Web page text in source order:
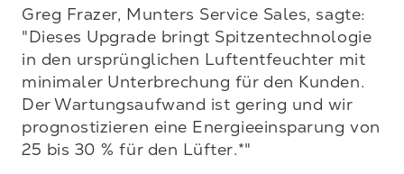
Greg Frazer, Munters Service Sales, sagte:
"Dieses Upgrade bringt Spitzentechnologie
in den ursprünglichen Luftentfeuchter mit
minimaler Unterbrechung für den Kunden.
Der Wartungsaufwand ist gering und wir
prognostizieren eine Energieeinsparung von
25 bis 30 % für den Lüfter.*"